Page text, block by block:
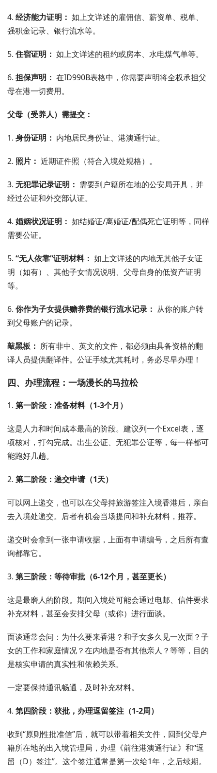
4. 经济能力证明： 如上文详述的雇佣信、薪资单、税单、
强积金记录、银行流水等。
5. 住宿证明： 如上文详述的租约或房本、水电煤气单等。
6. 担保声明： 在ID990B表格中，你需要声明将全权承担父
母在港一切费用。
父母（受养人）需提交：
1. 身份证明： 内地居民身份证、港澳通行证。
2. 照片： 近期证件照（符合入境处规格）。
3. 无犯罪记录证明： 需要到户籍所在地的公安局开具，并
经过公证和外交部认证。
4. 婚姻状况证明： 如结婚证/离婚证/配偶死亡证明等，同样
需要公证。
5. “无人依靠”证明材料： 如上文详述的内地无其他子女证
明（如有）、其他子女情况说明、父母自身的低资产证明
等。
6. 你作为子女提供赡养费的银行流水记录： 从你的账户转
到父母账户的记录。
敲黑板： 所有非中、英文的文件，都必须由具备资格的翻
译人员提供翻译件。公证手续尤其耗时，务必尽早办理！
四、办理流程：一场漫长的马拉松
1. 第一阶段：准备材料（1-3个月）
这是人力和时间成本最高的阶段。建议列一个Excel表，逐
项核对，打勾完成。出生公证、无犯罪公证等，每一样都可
能跑好几趟。
2. 第二阶段：递交申请（1天）
可以网上递交，也可以在父母持旅游签注入境香港后，亲自
去入境处递交。后者有机会当场提问和补充材料，推荐。
递交时会拿到一张申请收据，上面有申请编号，之后所有查
询都靠它。
3. 第三阶段：等待审批（6-12个月，甚至更长）
这是最磨人的阶段。期间入境处可能会通过电邮、信件要求
补充材料，甚至会安排父母（或你）进行面谈。
面谈通常会问：为什么要来香港？和子女多久见一次面？子
女的工作和家庭情况？在内地是否有其他亲人？等等，目的
是核实申请的真实性和依赖关系。
一定要保持通讯畅通，及时补充材料。
4. 第四阶段：获批，办理逗留签注（1-2周）
收到“原则性批准信”后，就可以带着相关文件，回到父母户
籍所在地的出入境管理局，办理《前往港澳通行证》和“逗
留（D）签注”。这个签注通常是第一次给1年，之后续期。